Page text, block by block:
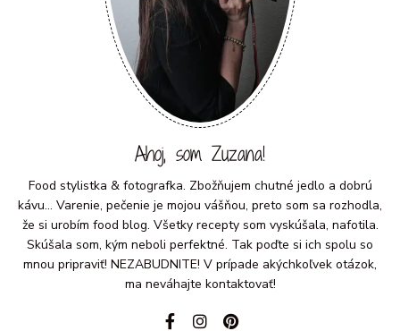
Ahoj, som Zuzana!
Food stylistka & fotografka. Zbožňujem chutné jedlo a dobrú
kávu... Varenie, pečenie je mojou vášňou, preto som sa rozhodla,
že si urobím food blog. Všetky recepty som vyskúšala, nafotila.
Skúšala som, kým neboli perfektné. Tak poďte si ich spolu so
mnou pripraviť! NEZABUDNITE! V prípade akýchkoľvek otázok,
ma neváhajte kontaktovať!